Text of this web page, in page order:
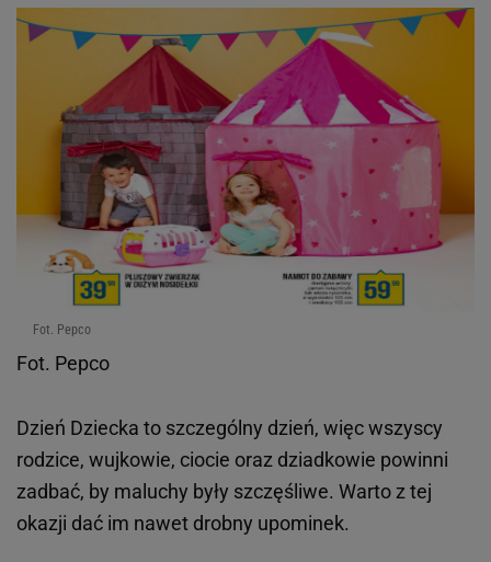
Fot. Pepco
Fot. Pepco
Dzień Dziecka to szczególny dzień, więc wszyscy
rodzice, wujkowie, ciocie oraz dziadkowie powinni
zadbać, by maluchy były szczęśliwe. Warto z tej
okazji dać im nawet drobny upominek.